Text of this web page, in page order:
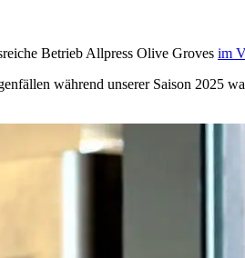
Betrieb Allpress Olive Groves im
während unserer Saison 2025